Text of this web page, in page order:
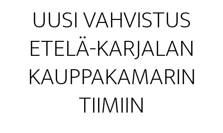
UUSI VAH­VIS­TUS
ETE­LÄ-KAR­JA­LAN
KAUP­PA­KA­MA­RIN
TIIMIIN